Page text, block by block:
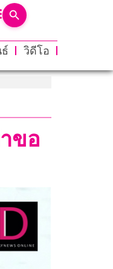
วิดีโอ
ขอ